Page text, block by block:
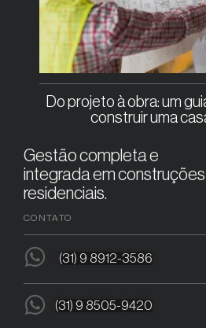
Do projeto à obra: um
construir uma
Gestão completa e
integrada em construções
residenciais.
CONTATO
(31) 9 8912-3586
(31) 9 8505-9420